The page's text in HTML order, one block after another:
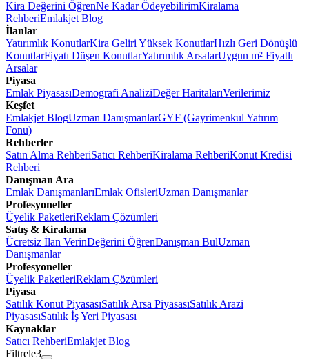
Kira Değerini ÖğrenNe Kadar ÖdeyebilirimKiralama
RehberiEmlakjet Blog
İlanlar
Yatırımlık KonutlarKira Geliri Yüksek KonutlarHızlı Geri Dönüşlü
KonutlarFiyatı Düşen KonutlarYatırımlık ArsalarUygun m² Fiyatlı
Arsalar
Piyasa
Emlak PiyasasıDemografi AnaliziDeğer HaritalarıVerilerimiz
Keşfet
Emlakjet BlogUzman DanışmanlarGYF (Gayrimenkul Yatırım
Fonu)
Rehberler
Satın Alma RehberiSatıcı RehberiKiralama RehberiKonut Kredisi
Rehberi
Danışman Ara
Emlak DanışmanlarıEmlak OfisleriUzman Danışmanlar
Profesyoneller
Üyelik PaketleriReklam Çözümleri
Satış & Kiralama
Ücretsiz İlan VerinDeğerini ÖğrenDanışman BulUzman
Danışmanlar
Profesyoneller
Üyelik PaketleriReklam Çözümleri
Piyasa
Satılık Konut PiyasasıSatılık Arsa PiyasasıSatılık Arazi
PiyasasıSatılık İş Yeri Piyasası
Kaynaklar
Satıcı RehberiEmlakjet Blog
Filtrele3